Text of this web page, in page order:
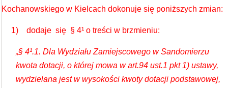
Kochanowskiego w Kielcach dokonuje się poniższych zmian:
1) dodaje się § 4¹ o treści w brzmieniu:
„§ 4¹.1. Dla Wydziału Zamiejscowego w Sandomierzu
kwota dotacji, o której mowa w art.94 ust.1 pkt 1) ustawy,
wydzielana jest w wysokości kwoty dotacji podstawowej,